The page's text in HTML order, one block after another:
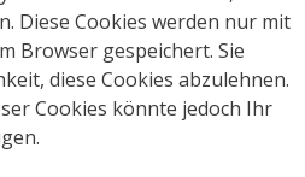
Diese Cookies werden nur mit
Browser gespeichert. Sie
diese Cookies abzulehnen.
Cookies könnte jedoch Ihr